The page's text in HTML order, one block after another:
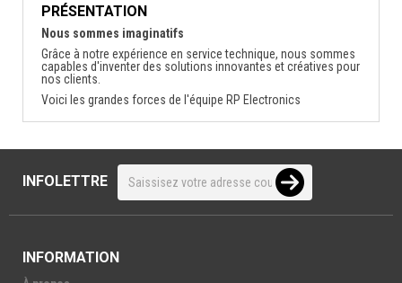
PRÉSENTATION
Nous sommes imaginatifs
Grâce à notre expérience en service technique, nous sommes
capables d'inventer des solutions innovantes et créatives pour
nos clients.
Voici les grandes forces de l'équipe RP Electronics
INFOLETTRE
INFORMATION